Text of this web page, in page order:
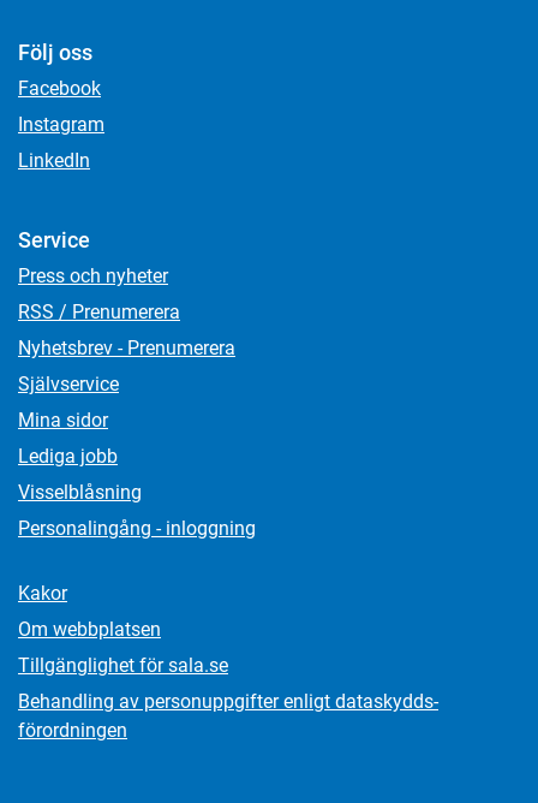
Följ oss
Facebook
Instagram
LinkedIn
Service
Press och nyheter
RSS / Prenumerera
Nyhetsbrev - Prenumerera
Självservice
Mina sidor
Lediga jobb
Visselblåsning
Personalingång - inloggning
Kakor
Om webbplatsen
Tillgänglighet för sala.se
Behandling av personuppgifter enligt dataskydds­
förordningen